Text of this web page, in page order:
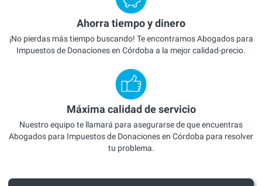
Ahorra tiempo y dinero
¡No pierdas más tiempo buscando! Te encontramos Abogados para
Impuestos de Donaciones en Córdoba a la mejor calidad-precio.
Máxima calidad de servicio
Nuestro equipo te llamará para asegurarse de que encuentras
Abogados para Impuestos de Donaciones en Córdoba para resolver
tu problema.